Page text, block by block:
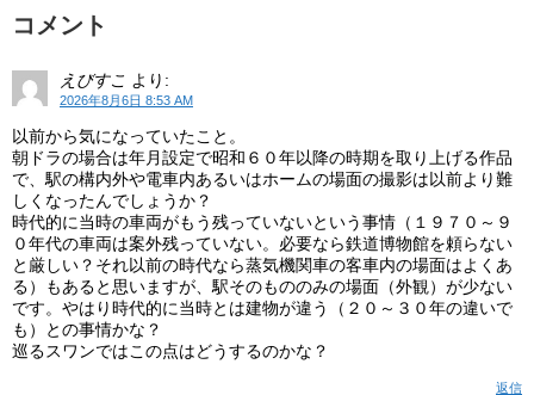
コメント
えびすこ より:
2026年8月6日 8:53 AM
以前から気になっていたこと。
朝ドラの場合は年月設定で昭和６０年以降の時期を取り上げる作品
で、駅の構内外や電車内あるいはホームの場面の撮影は以前より難
しくなったんでしょうか？
時代的に当時の車両がもう残っていないという事情（１９７０～９
０年代の車両は案外残っていない。必要なら鉄道博物館を頼らない
と厳しい？それ以前の時代なら蒸気機関車の客車内の場面はよくあ
る）もあると思いますが、駅そのもののみの場面（外観）が少ない
です。やはり時代的に当時とは建物が違う（２０～３０年の違いで
も）との事情かな？
巡るスワンではこの点はどうするのかな？
返信